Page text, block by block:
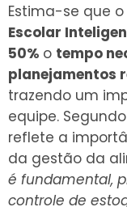
Estima-se que
Escolar
50% o tempo
planejamentos
trazendo um
equipe.
reflete a
da gestão da
é fundamental,
controle de